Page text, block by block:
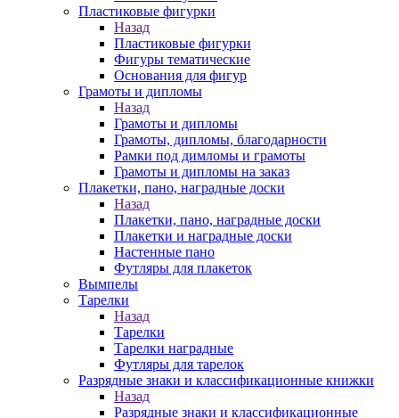
Пластиковые фигурки
Назад
Пластиковые фигурки
Фигуры тематические
Основания для фигур
Грамоты и дипломы
Назад
Грамоты и дипломы
Грамоты, дипломы, благодарности
Рамки под димломы и грамоты
Грамоты и дипломы на заказ
Плакетки, пано, наградные доски
Назад
Плакетки, пано, наградные доски
Плакетки и наградные доски
Настенные пано
Футляры для плакеток
Вымпелы
Тарелки
Назад
Тарелки
Тарелки наградные
Футляры для тарелок
Разрядные знаки и классификационные книжки
Назад
Разрядные знаки и классификационные